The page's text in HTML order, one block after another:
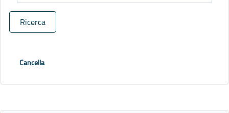
Ricerca
Cancella